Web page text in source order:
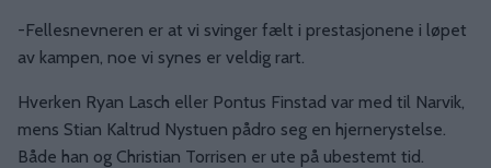
-Fellesnevneren er at vi svinger fælt i prestasjonene i løpet
av kampen, noe vi synes er veldig rart.
Hverken Ryan Lasch eller Pontus Finstad var med til Narvik,
mens Stian Kaltrud Nystuen pådro seg en hjernerystelse.
Både han og Christian Torrisen er ute på ubestemt tid.